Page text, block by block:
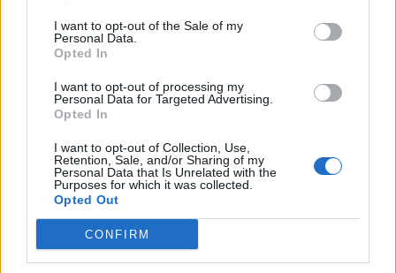
I want to opt-out of the Sale of my
Personal Data.
Opted In
I want to opt-out of processing my
Personal Data for Targeted Advertising.
Opted In
I want to opt-out of Collection, Use,
Retention, Sale, and/or Sharing of my
Personal Data that Is Unrelated with the
Purposes for which it was collected.
Opted Out
CONFIRM
Meest bekeken vandaag
Datum calculator Alcohol calculator